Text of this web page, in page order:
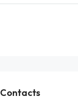
Contacts